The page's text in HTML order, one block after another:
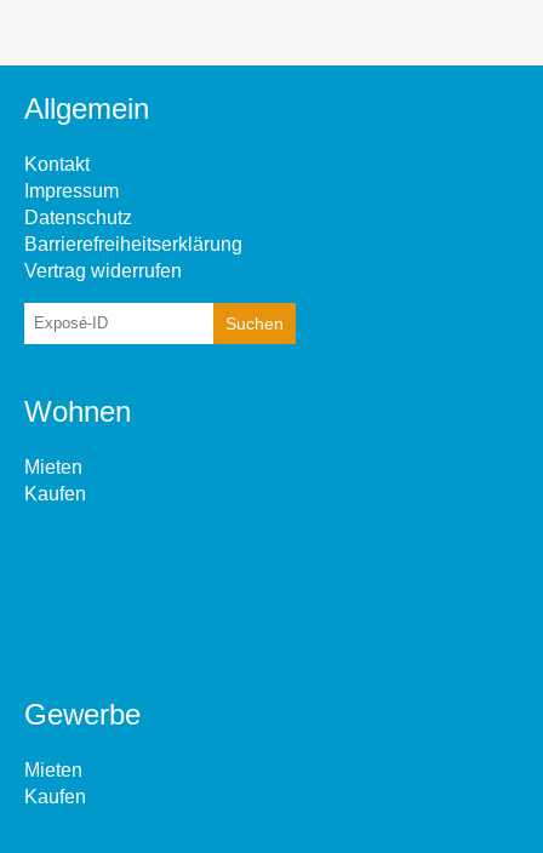
Allgemein
Kontakt
Impressum
Datenschutz
Barrierefreiheitserklärung
Vertrag widerrufen
Wohnen
Mieten
Kaufen
Gewerbe
Mieten
Kaufen